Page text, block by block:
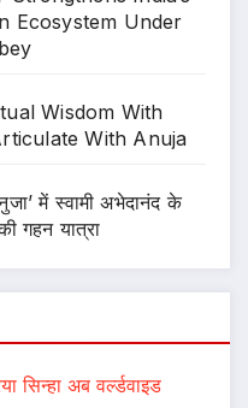
Ecosystem Under
Wisdom With
With Anuja
में स्वामी अभेदानंद के
गहन यात्रा
सिन्हा अब वर्ल्डवाइड